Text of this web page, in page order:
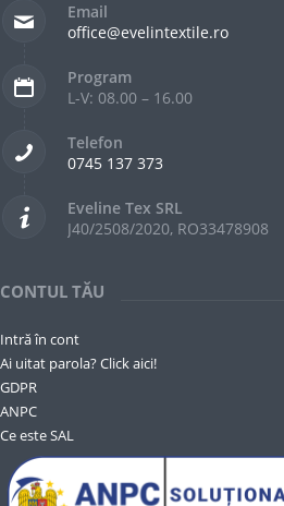
Email
office@evelintextile.ro
Program
L-V: 08.00 – 16.00
Telefon
0745 137 373
Eveline Tex SRL
J40/2508/2020, RO33478908
CONTUL TĂU
Intră în cont
Ai uitat parola? Click aici!
GDPR
ANPC
Ce este SAL